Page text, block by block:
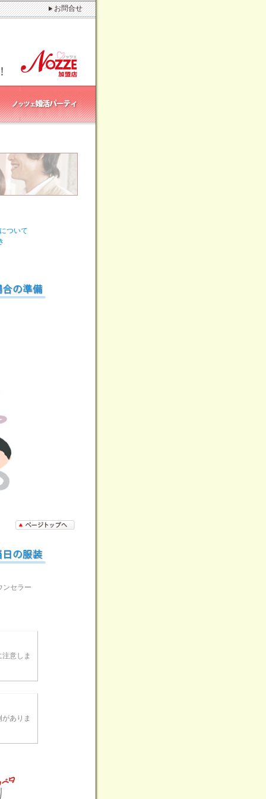
お問合せ
ついて
ンセラー
意しま
ありま